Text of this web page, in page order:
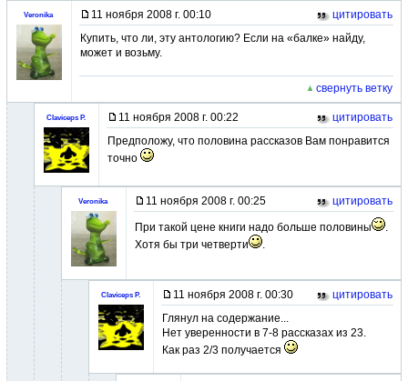
Veronika 11 ноября 2008 г. 00:10
цитировать
Купить, что ли, эту антологию? Если на «балке» найду,
может и возьму.
свернуть ветку
Claviceps P. 11 ноября 2008 г. 00:22
цитировать
Предположу, что половина рассказов Вам понравится
точно
Veronika 11 ноября 2008 г. 00:25 цитировать
При такой цене книги надо больше половины
.
Хотя бы три четверти
.
Claviceps P. 11 ноября 2008 г. 00:30
цитировать
Глянул на содержание...
Нет уверенности в 7-8 рассказах из 23.
Как раз 2/3 получается